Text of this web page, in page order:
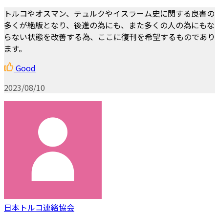
トルコやオスマン、テュルクやイスラーム史に関する良書の
多くが絶版となり、後進の為にも、また多くの人の為にもな
らない状態を改善する為、ここに復刊を希望するものであり
ます。
Good
2023/08/10
日本トルコ連絡協会